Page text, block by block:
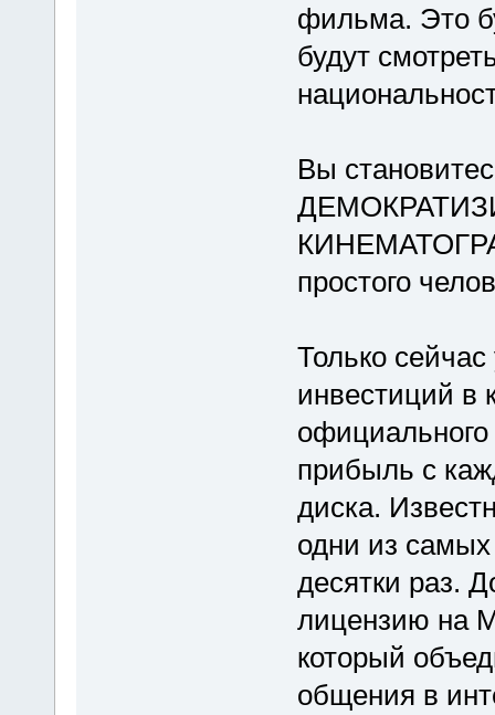
фильма. Это
будут
Вы
простого
Только
инвестиций в
прибыль с
диска.
одни из
десятки раз.
лицензию на
который
общения в